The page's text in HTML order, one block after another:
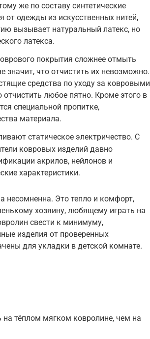
же по составу синтетические
одежды из искусственных нитей,
вызывает натуральный латекс, но
латекса.
покрытия сложнее отмыть
значит, что отчистить их невозможно.
средства по уходу за ковровыми
любое пятно. Кроме этого в
специальной пропитке,
материала.
статическое электричество. С
ковровых изделий давно
акрилов, нейлонов и
характеристики.
несомненна. Это тепло и комфорт,
хозяину, любящему играть на
свести к минимуму,
изделия от проверенных
для укладки в детской комнате.
тёплом мягком ковролине, чем на